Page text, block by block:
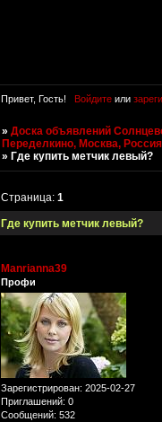
Привет, Гость! Войдитеили
»Доска объявлений
Переделкино, Москва, Россия
»Где купить метчик левый?
Где купить метчик левый?
Страница:1
Manrianna39
Профи
Зарегистрирован: 2025-02-27
Приглашений: 0
Сообщений: 532